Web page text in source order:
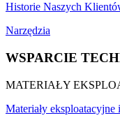
Historie Naszych
Narzędzia
WSPARCIE
MATERIAŁY
Materiały eksploatacyjne